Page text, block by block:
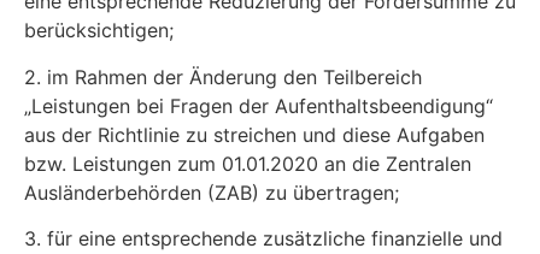
berücksichtigen;
2. im Rahmen der Änderung den Teilbereich
„Leistungen bei Fragen der Aufenthaltsbeendi­gung“
aus der Richtlinie zu streichen und diese Aufgaben
bzw. Leistungen zum 01.01.2020 an die Zentralen
Ausländerbehörden (ZAB) zu übertragen;
3. für eine entsprechende zusätzliche finanzielle und